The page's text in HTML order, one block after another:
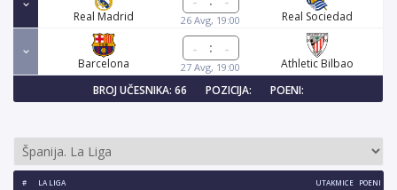
Real Madrid 26 Avg, 19:00 Real Sociedad
Barcelona
:
27 Avg, 19:00
Athletic Bilbao
BROJ UČESNIKA: 66
POZICIJA: POENI:
# LA LIGA UTAKMICE POENI